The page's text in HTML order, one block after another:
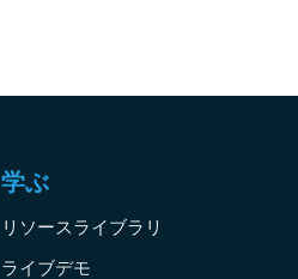
学ぶ
リソースライブラリ
ライブデモ